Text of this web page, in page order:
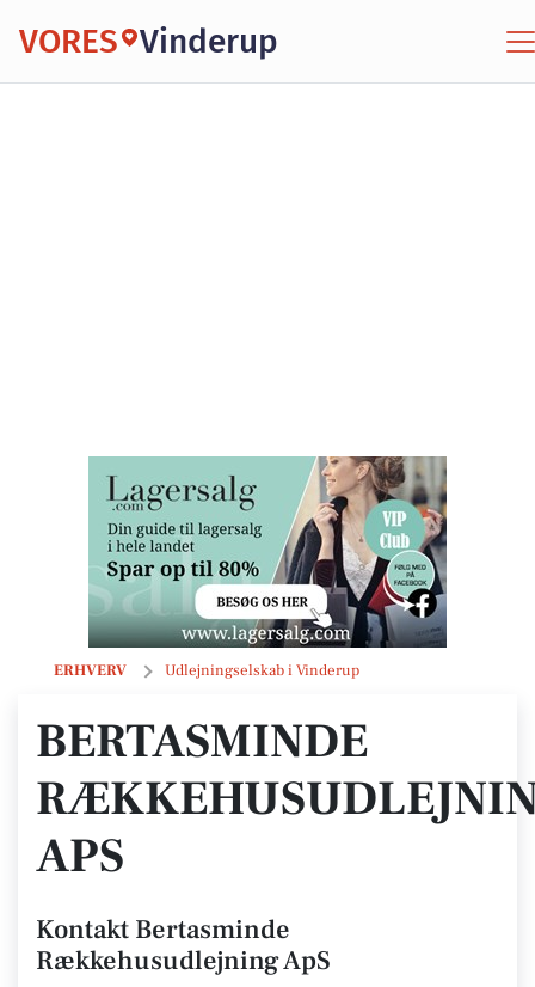
VORES Vinderup
ERHVERV Udlejningselskab i Vinderup
Bertasminde Rækkehusudlejning ApS
BERTASMINDE
APS
Kontakt Bertasminde
Rækkehusudlejning ApS